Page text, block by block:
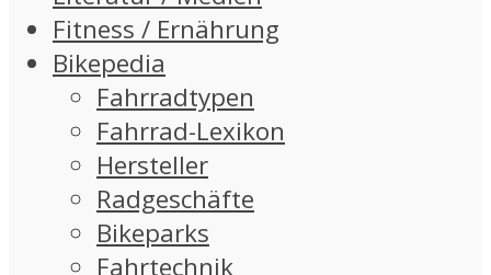
Fitness / Ernährung
Bikepedia
Fahrradtypen
Fahrrad-Lexikon
Hersteller
Radgeschäfte
Bikeparks
Fahrtechnik